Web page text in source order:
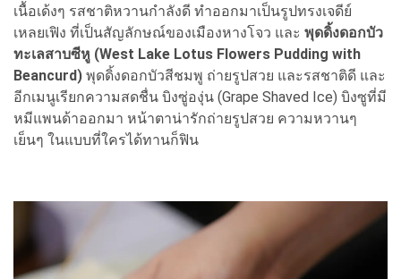
เนื้อเด้งๆ รสชาติหวานกำลังดี ทำออกมาเป็นรูปทรงเจดีย์
เหลยเฟิง ที่เป็นสัญลักษณ์ของเมืองหางโจว และ พุดดิ้งดอกบัว
ทะเลสาบซีหู (West Lake Lotus Flowers Pudding with
Beancurd) พุดดิ้งดอกบัวสีชมพู ถ่ายรูปสวย และรสชาติดี และ
อีกเมนูเรียกความสดชื่น บิงซู่องุ่น (Grape Shaved Ice) บิงซูที่มี
หมีแพนด้าออกมา หน้าตาน่ารักถ่ายรูปสวย ความหวานๆ
เย็นๆ ในแบบที่ใครได้ทานก็ฟิน